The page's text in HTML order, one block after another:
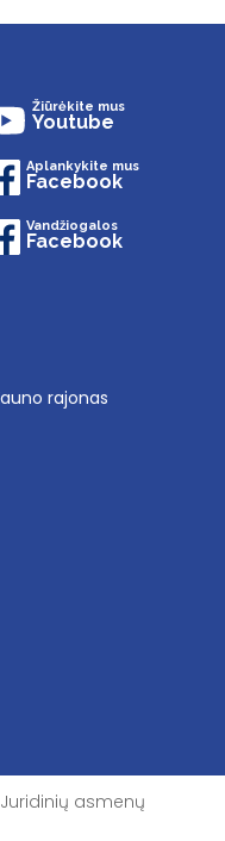
Žiūrėkite mus
Youtube
Aplankykite mus
Facebook
Vandžiogalos
Facebook
rajonas
asmenų